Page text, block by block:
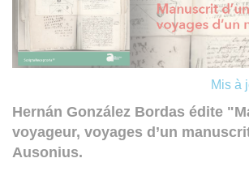
Mis à
Hernán González Bordas édite
voyageur, voyages d’un
Ausonius.